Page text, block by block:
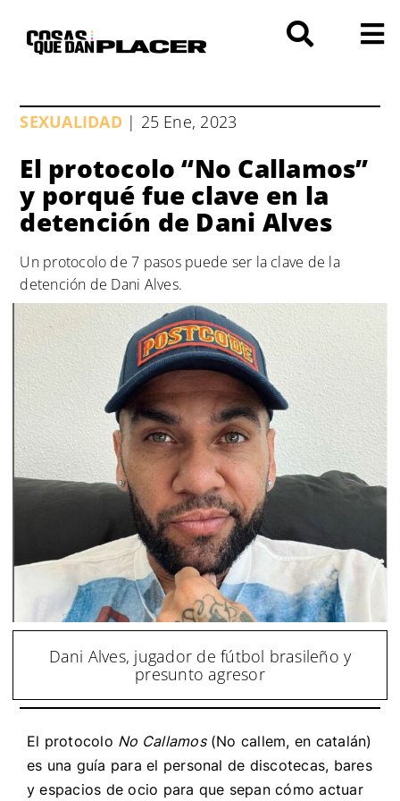
contenido
SEXUALIDAD| 25 Ene, 2023
El protocolo “No Callamos”
y porqué fue clave en la
detención de Dani Alves
Un protocolo de 7 pasos puede ser la clave de la
detención de Dani Alves.
Dani Alves, jugador de fútbol brasileño y
presunto agresor
El protocolo No Callamos(No callem, en catalán)
es una guía para el personal de discotecas, bares
y espacios de ocio para que sepan cómo actuar